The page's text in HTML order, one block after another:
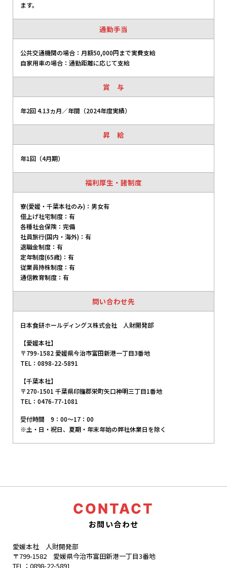
ます。
通勤手当
公共交通機関の場合：月額50,000円まで実費支給
自家用車の場合：通勤距離に応じて支給
賞 与
年2回 4.13ヵ月／年間（2024年度実績）
昇 給
年1回（4月期）
福利厚生・諸制度
寮(愛媛・千葉本社のみ)：男女有
借上げ社宅制度：有
各種社会保険：完備
社員旅行(国内・海外)：有
退職金制度：有
定年制度(65歳)：有
従業員持株制度：有
通信教育制度：有
問い合わせ先
日本食研ホールディングス株式会社 人財開発部
【愛媛本社】
〒799-1582 愛媛県今治市富田新港一丁目3番地
TEL： 0898-22-5891
【千葉本社】
〒270-1501 千葉県印旛郡栄町矢口神明三丁目1番地
TEL： 0476-77-1081
受付時間 9：00～17：00
※土・日・祝日、夏期・年末年始の弊社休業日を除く
CONTACT
お問い合わせ
愛媛本社 人財開発部
〒799-1582 愛媛県今治市富田新港一丁目3番地
TEL： 0898-22-5891